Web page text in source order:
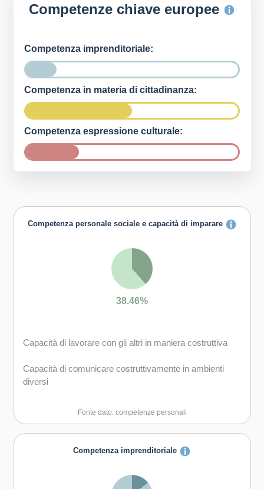
Competenze chiave europee
Competenza imprenditoriale:
Competenza in materia di cittadinanza:
Competenza espressione culturale:
Competenza personale sociale e capacità di imparare
38.46%
Capacità di lavorare con gli altri in maniera costruttiva
Capacità di comunicare costruttivamente in ambienti
diversi
Capacità di creare fiducia e provare empatia
Capacità di esprimere e comprendere punti di vista
Fonte dato: competenze personali
Competenza imprenditoriale